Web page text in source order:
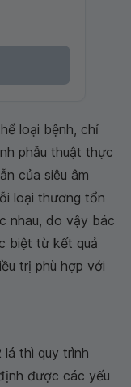
loại bệnh, chỉ
phẫu thuật thực
của siêu âm
loại thương tổn
nhau, do vậy bác
biệt từ kết quả
trị phù hợp với
thì quy trình
được các yếu